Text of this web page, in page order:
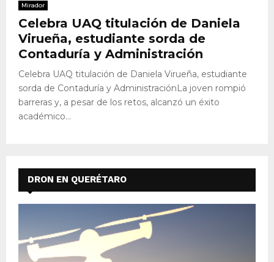
Mirador
Celebra UAQ titulación de Daniela
Virueña, estudiante sorda de
Contaduría y Administración
Celebra UAQ titulación de Daniela Virueña, estudiante
sorda de Contaduría y AdministraciónLa joven rompió
barreras y, a pesar de los retos, alcanzó un éxito
académico...
DRON EN QUERÉTARO